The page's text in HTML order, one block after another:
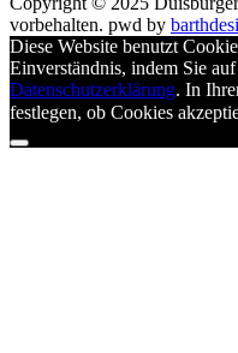
vorbehalten. pwd by
Diese Website benutzt
Einverständnis, indem Sie
Datenschutzerklärung. In
festlegen, ob Cookies